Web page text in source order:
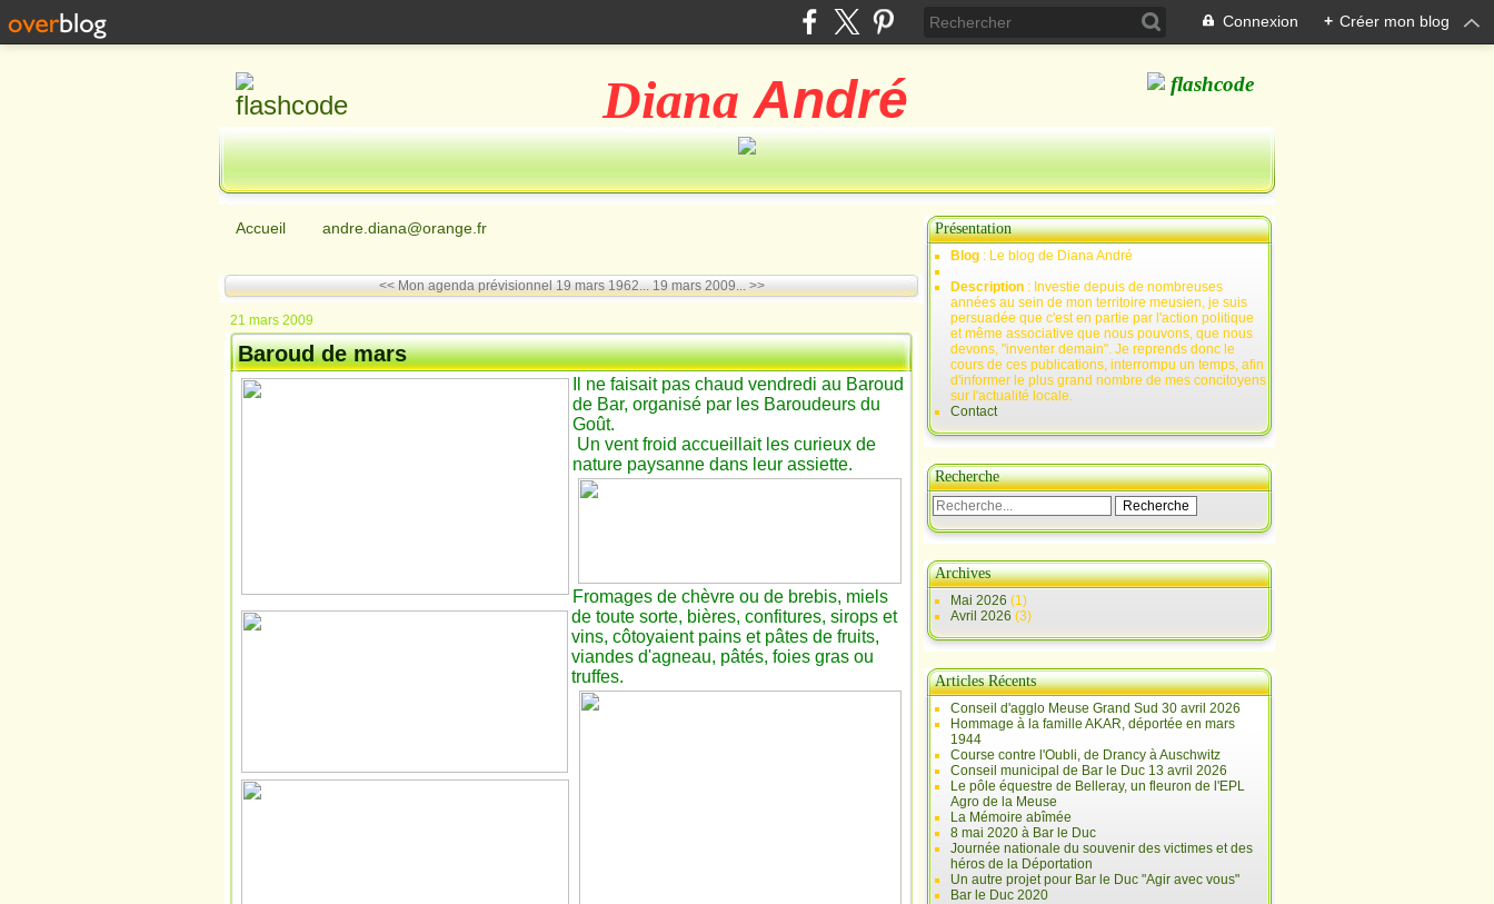
Connexion + Créer mon blog
Diana André
Accueil andre.diana@orange.fr
<< Mon agenda prévisionnel 19 mars 1962... 19 mars 2009... >>
21 mars 2009
Baroud de mars
Il ne faisait pas chaud vendredi au Baroud
de Bar, organisé par les Baroudeurs du
Goût.
Un vent froid accueillait les curieux de
nature paysanne dans leur assiette.
Fromages de chèvre ou de brebis, miels
de toute sorte, bières, confitures, sirops et
vins, côtoyaient pains et pâtes de fruits,
viandes d'agneau, pâtés, foies gras ou
truffes.
Présentation
Blog : Le blog de Diana André
Description : Investie depuis de nombreuses
années au sein de mon territoire meusien, je suis
persuadée que c'est en partie par l'action politique
et même associative que nous pouvons, que nous
devons, "inventer demain". Je reprends donc le
cours de ces publications, interrompu un temps, afin
d'informer le plus grand nombre de mes concitoyens
sur l'actualité locale.
Contact
Recherche
Archives
Mai 2026 (1)
Avril 2026 (3)
Articles Récents
Conseil d'agglo Meuse Grand Sud 30 avril 2026
Hommage à la famille AKAR, déportée en mars
1944
Course contre l'Oubli, de Drancy à Auschwitz
Conseil municipal de Bar le Duc 13 avril 2026
Le pôle équestre de Belleray, un fleuron de l'EPL
Agro de la Meuse
La Mémoire abîmée
8 mai 2020 à Bar le Duc
Journée nationale du souvenir des victimes et des
héros de la Déportation
Un autre projet pour Bar le Duc "Agir avec vous"
Bar le Duc 2020